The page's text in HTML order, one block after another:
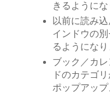
きるように
以前に読み
インドウの
るようになり
ブック／カ
ドのカテゴ
ポップアッ